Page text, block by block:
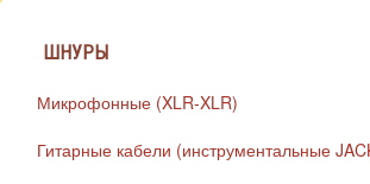
ШНУРЫ
Микрофонные (XLR-XLR)
Гитарные кабели (инструментальные